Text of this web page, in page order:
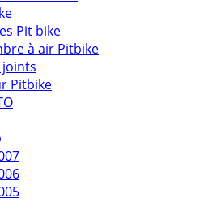
Pit bike
à air Pitbike
joints
Pitbike